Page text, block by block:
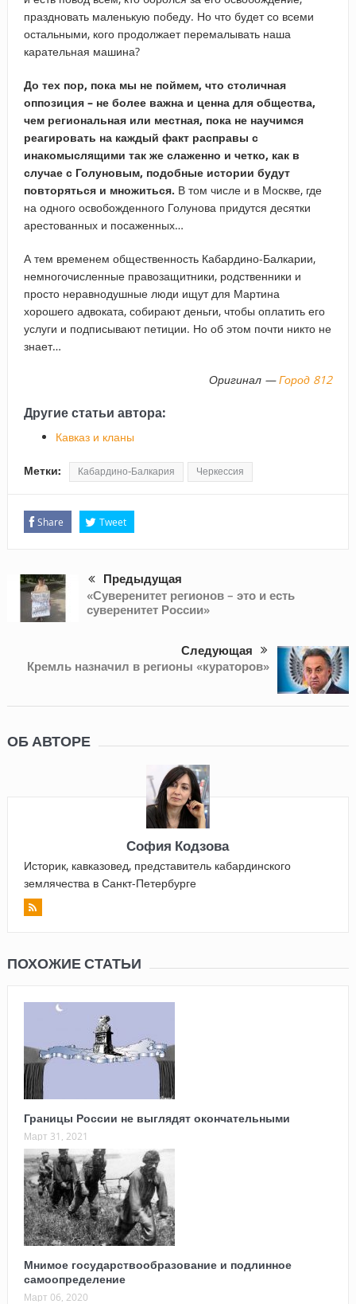
праздновать маленькую победу. Но что будет со всеми
остальными, кого продолжает перемалывать наша
карательная машина?
До тех пор, пока мы не поймем, что столичная
оппозиция – не более важна и ценна для общества,
чем региональная или местная, пока не научимся
реагировать на каждый факт расправы с
инакомыслящими так же слаженно и четко, как в
случае с Голуновым, подобные истории будут
повторяться и множиться. В том числе и в Москве, где
на одного освобожденного Голунова придутся десятки
арестованных и посаженных…
А тем временем общественность Кабардино-Балкарии,
немногочисленные правозащитники, родственники и
просто неравнодушные люди ищут для Мартина
хорошего адвоката, собирают деньги, чтобы оплатить его
услуги и подписывают петиции. Но об этом почти никто не
знает…
Оригинал —Город 812
Другие статьи автора:
Кавказ и кланы
Метки: Кабардино-Балкария Черкессия
Share Tweet
Предыдущая
«Суверенитет регионов – это и есть
суверенитет России»
Следующая
Кремль назначил в регионы «кураторов»
ОБ АВТОРЕ
София Кодзова
Историк, кавказовед, представитель кабардинского
землячества в Санкт-Петербурге
ПОХОЖИЕ СТАТЬИ
Границы России не выглядят окончательными
Март 31, 2021
Мнимое государствообразование и подлинное
самоопределение
Март 06, 2020